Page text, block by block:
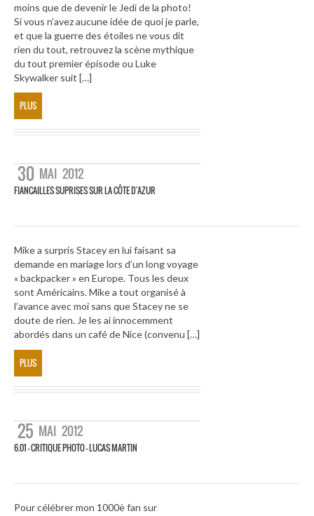
moins que de devenir le Jedi de la photo!
Si vous n’avez aucune idée de quoi je parle,
et que la guerre des étoiles ne vous dit
rien du tout, retrouvez la scène mythique
du tout premier épisode ou Luke
Skywalker suit […]
PLUS
30 MAI 2012
FIANCAILLES SUPRISES SUR LA CÔTE D'AZUR
Mike a surpris Stacey en lui faisant sa
demande en mariage lors d’un long voyage
« backpacker » en Europe. Tous les deux
sont Américains. Mike a tout organisé à
l’avance avec moi sans que Stacey ne se
doute de rien. Je les ai innocemment
abordés dans un café de Nice (convenu […]
PLUS
25 MAI 2012
6.01 – CRITIQUE PHOTO – LUCAS MARTIN
Pour célébrer mon 1000è fan sur